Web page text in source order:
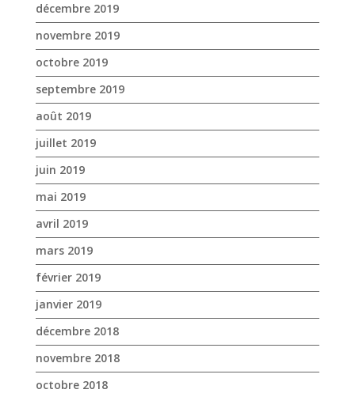
décembre 2019
novembre 2019
octobre 2019
septembre 2019
août 2019
juillet 2019
juin 2019
mai 2019
avril 2019
mars 2019
février 2019
janvier 2019
décembre 2018
novembre 2018
octobre 2018